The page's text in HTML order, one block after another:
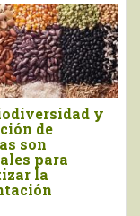
EAT-
a
política
de la UE